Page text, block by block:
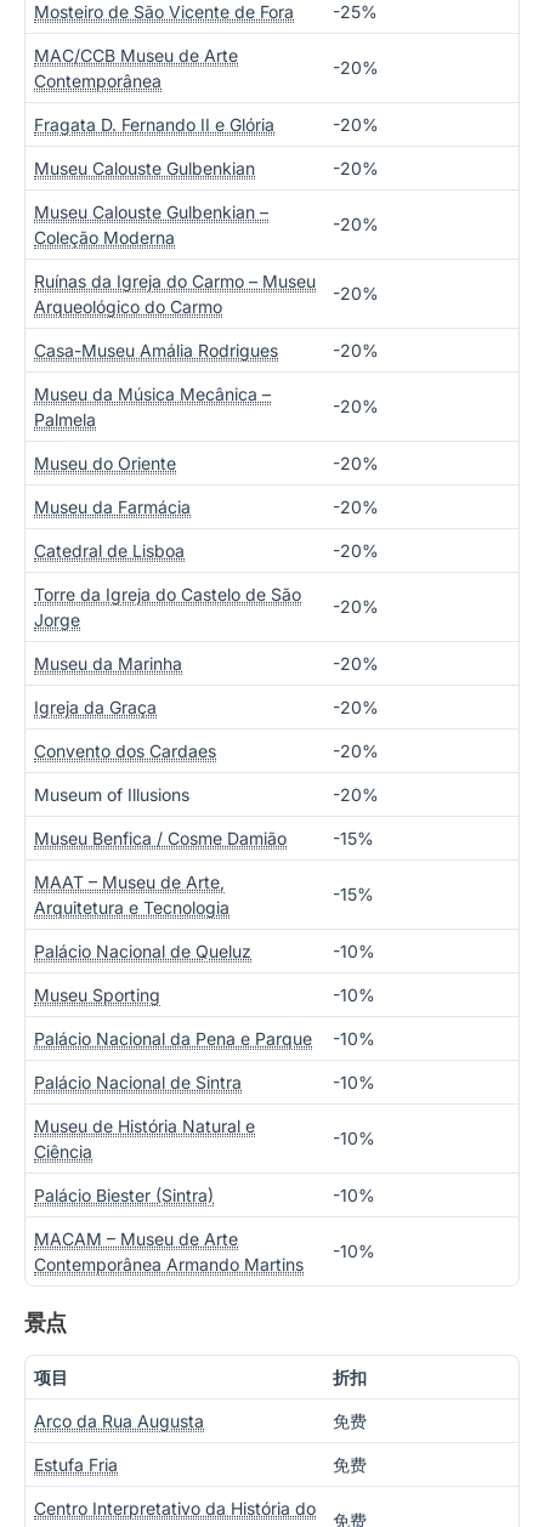
Mosteiro de São Vicente de Fora -25%
MAC/CCB Museu de Arte
Contemporânea
-20%
Fragata D. Fernando II e Glória -20%
Museu Calouste Gulbenkian -20%
Museu Calouste Gulbenkian –
Coleção Moderna
-20%
Ruínas da Igreja do Carmo – Museu
Arqueológico do Carmo
-20%
Casa-Museu Amália Rodrigues -20%
Museu da Música Mecânica –
Palmela
-20%
Museu do Oriente -20%
Museu da Farmácia -20%
Catedral de Lisboa -20%
Torre da Igreja do Castelo de São
Jorge
-20%
Museu da Marinha -20%
Igreja da Graça -20%
Convento dos Cardaes -20%
Museum of Illusions -20%
Museu Benfica / Cosme Damião -15%
MAAT – Museu de Arte,
Arquitetura e Tecnologia
-15%
Palácio Nacional de Queluz -10%
Museu Sporting -10%
Palácio Nacional da Pena e Parque -10%
Palácio Nacional de Sintra -10%
Museu de História Natural e
Ciência
-10%
Palácio Biester (Sintra) -10%
MACAM – Museu de Arte
Contemporânea Armando Martins
-10%
景点
项目 折扣
Arco da Rua Augusta 免费
Estufa Fria 免费
Centro Interpretativo da História do
免费